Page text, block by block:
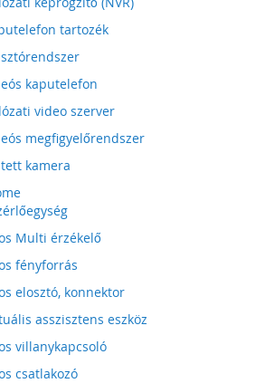
tartozék
kaputelefon
video szerver
megfigyelőrendszer
kamera
Multi érzékelő
fényforrás
elosztó, konnektor
asszisztens eszköz
villanykapcsoló
csatlakozó